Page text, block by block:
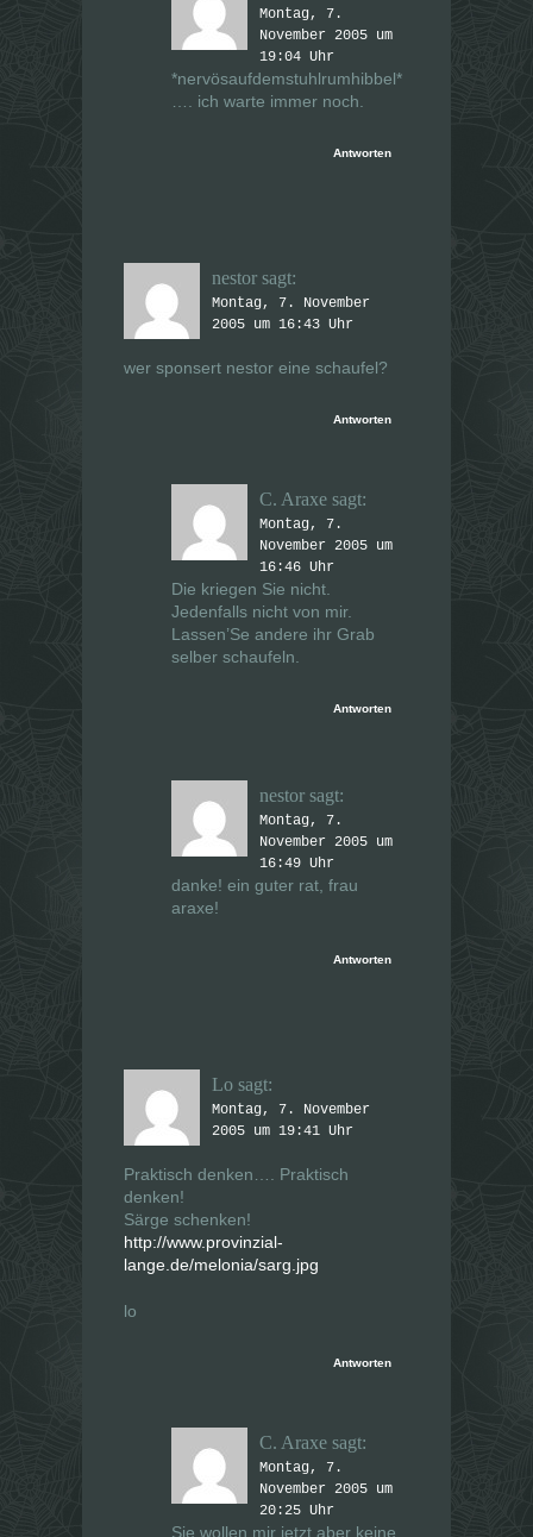
Montag, 7.
November 2005 um
19:04 Uhr
*nervösaufdemstuhlrumhibbel*
…. ich warte immer noch.
Antworten
nestor sagt:
Montag, 7. November
2005 um 16:43 Uhr
wer sponsert nestor eine schaufel?
Antworten
C. Araxe sagt:
Montag, 7.
November 2005 um
16:46 Uhr
Die kriegen Sie nicht.
Jedenfalls nicht von mir.
Lassen’Se andere ihr Grab
selber schaufeln.
Antworten
nestor sagt:
Montag, 7.
November 2005 um
16:49 Uhr
danke! ein guter rat, frau
araxe!
Antworten
Lo sagt:
Montag, 7. November
2005 um 19:41 Uhr
Praktisch denken…. Praktisch
denken!
Särge schenken!
http://www.provinzial-
lange.de/melonia/sarg.jpg
lo
Antworten
C. Araxe sagt:
Montag, 7.
November 2005 um
20:25 Uhr
Sie wollen mir jetzt aber keine